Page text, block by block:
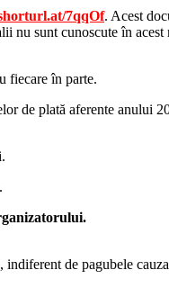
7qqOf. Acest
nu sunt cunoscute în
fiecare în parte.
de plată aferente anului
.
indiferent de pagubele